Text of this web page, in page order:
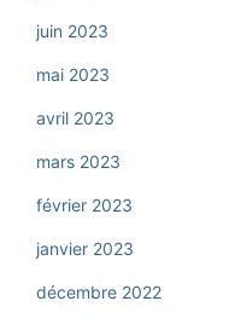
juin 2023
mai 2023
avril 2023
mars 2023
février 2023
janvier 2023
décembre 2022